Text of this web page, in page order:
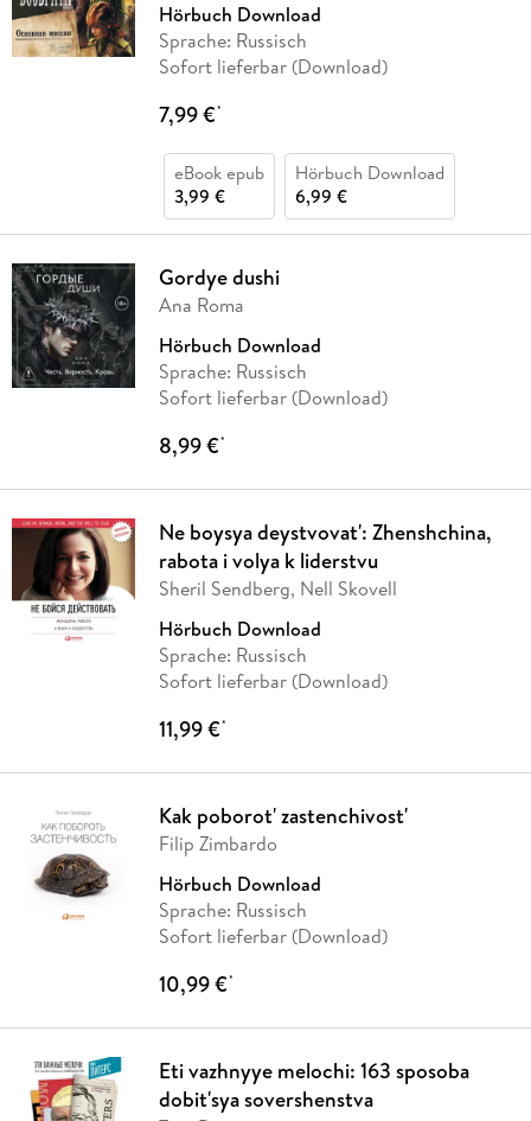
Hörbuch Download
Sprache: Russisch
Sofort lieferbar (Download)
7,99 €*
eBook epub
3,99 €
Hörbuch Download
6,99 €
Gordye dushi
Ana Roma
Hörbuch Download
Sprache: Russisch
Sofort lieferbar (Download)
8,99 €*
Ne boysya deystvovat': Zhenshchina,
rabota i volya k liderstvu
Sheril Sendberg, Nell Skovell
Hörbuch Download
Sprache: Russisch
Sofort lieferbar (Download)
11,99 €*
Kak poborot' zastenchivost'
Filip Zimbardo
Hörbuch Download
Sprache: Russisch
Sofort lieferbar (Download)
10,99 €*
Eti vazhnyye melochi: 163 sposoba
dobit'sya sovershenstva